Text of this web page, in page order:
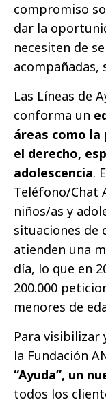
compromiso
dar la
necesiten de
acompañadas,
Las Líneas de
conforma un
áreas como
el derecho,
adolescencia.
Teléfono/Chat
niños/as y
situaciones de
atienden una
día, lo que en
200.000
menores de
Para visibilizar
la Fundación
“Ayuda”, un
todos los